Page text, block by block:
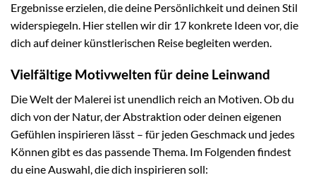
Ergebnisse erzielen, die deine Persönlichkeit und deinen Stil
widerspiegeln. Hier stellen wir dir 17 konkrete Ideen vor, die
dich auf deiner künstlerischen Reise begleiten werden.
Vielfältige Motivwelten für deine Leinwand
Die Welt der Malerei ist unendlich reich an Motiven. Ob du
dich von der Natur, der Abstraktion oder deinen eigenen
Gefühlen inspirieren lässt – für jeden Geschmack und jedes
Können gibt es das passende Thema. Im Folgenden findest
du eine Auswahl, die dich inspirieren soll: